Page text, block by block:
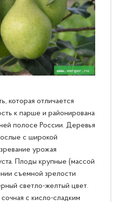
которая отличается
к парше и районирована
полосе России. Деревья
с широкой
урожая
Плоды крупные (массой
съемной зрелости
светло-желтый цвет.
с кисло-сладким